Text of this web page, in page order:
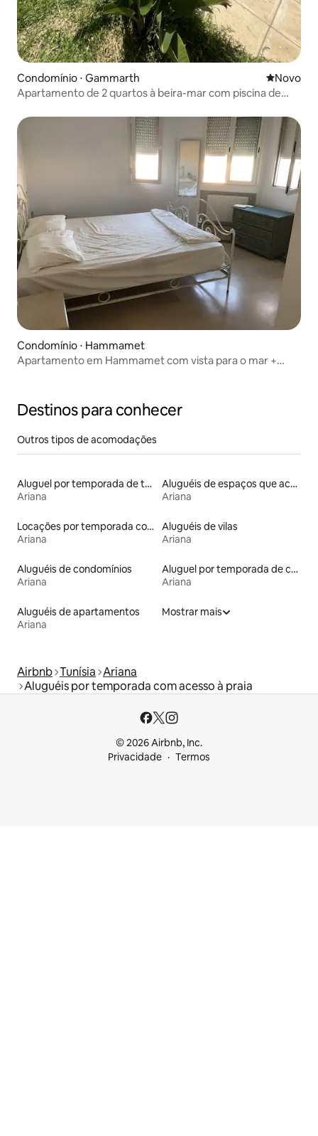
Condomínio ⋅ Gammarth Novo
Novo
Apartamento de 2 quartos à beira-mar com piscina de
Condomínio ⋅ Hammamet
Apartamento em Hammamet com vista para o mar +
Destinos para conhecer
Outros tipos de acomodações
Aluguel por temporada de townhouses
Ariana
Aluguéis de espaços que aceitam animais de estimação
Ariana
Locações por temporada com piscina
Ariana
Aluguéis de vilas
Ariana
Aluguéis de condomínios
Ariana
Aluguel por temporada de casas de hóspedes
Ariana
Aluguéis de apartamentos
Ariana
Mostrar mais
Airbnb Tunísia Ariana
Aluguéis por temporada com acesso à praia
© 2026 Airbnb, Inc.
Privacidade
Termos